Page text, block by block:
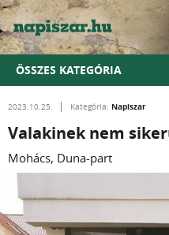
ÖSSZES KATEGÓRIA
2023.10.25. Kategória: Napiszar
Valakinek nem
Mohács, Duna-part